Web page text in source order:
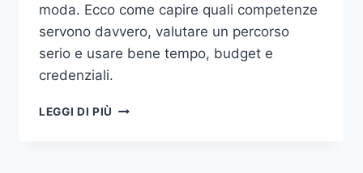
moda. Ecco come capire quali competenze
servono davvero, valutare un percorso
serio e usare bene tempo, budget e
credenziali.
LEGGI DI PIÙ FORMAZIONE